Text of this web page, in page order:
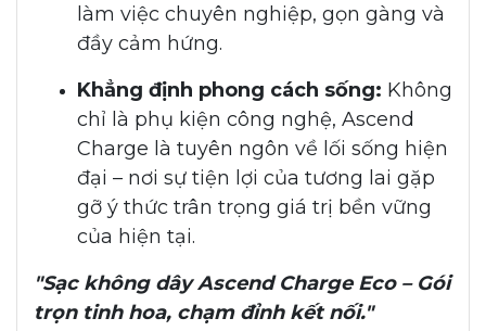
làm việc chuyên nghiệp, gọn gàng và
đầy cảm hứng.
Khẳng định phong cách sống: Không
chỉ là phụ kiện công nghệ, Ascend
Charge là tuyên ngôn về lối sống hiện
đại – nơi sự tiện lợi của tương lai gặp
gỡ ý thức trân trọng giá trị bền vững
của hiện tại.
"Sạc không dây Ascend Charge Eco – Gói
trọn tinh hoa, chạm đỉnh kết nối."